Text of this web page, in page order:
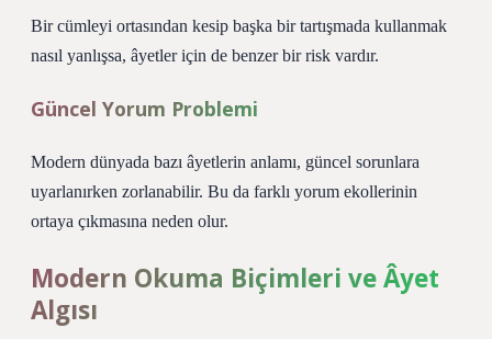
Bir cümleyi ortasından kesip başka bir tartışmada kullanmak
nasıl yanlışsa, âyetler için de benzer bir risk vardır.
Güncel Yorum Problemi
Modern dünyada bazı âyetlerin anlamı, güncel sorunlara
uyarlanırken zorlanabilir. Bu da farklı yorum ekollerinin
ortaya çıkmasına neden olur.
Modern Okuma Biçimleri ve Âyet
Algısı